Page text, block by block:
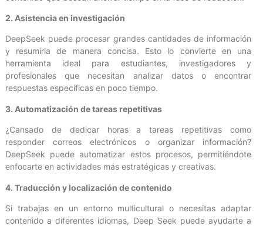
2. Asistencia en investigación
DeepSeek puede procesar grandes cantidades de información
y resumirla de manera concisa. Esto lo convierte en una
herramienta ideal para estudiantes, investigadores y
profesionales que necesitan analizar datos o encontrar
respuestas específicas en poco tiempo.
3. Automatización de tareas repetitivas
¿Cansado de dedicar horas a tareas repetitivas como
responder correos electrónicos o organizar información?
DeepSeek puede automatizar estos procesos, permitiéndote
enfocarte en actividades más estratégicas y creativas.
4. Traducción y localización de contenido
Si trabajas en un entorno multicultural o necesitas adaptar
contenido a diferentes idiomas, Deep Seek puede ayudarte a